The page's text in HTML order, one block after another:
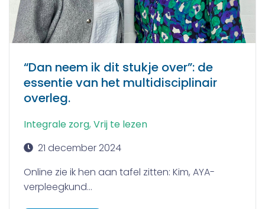
“Dan neem ik dit stukje over”: de
essentie van het multidisciplinair
overleg.
Integrale zorg, Vrij te lezen
21 december 2024
Online zie ik hen aan tafel zitten: Kim, AYA-
verpleegkund...